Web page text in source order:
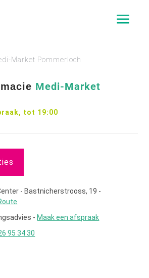
a
Market Pommerloch
Medi-Market
tot 19:00
- Bastnicherstrooss, 19 -
- Maak een afspraak
95 34 30